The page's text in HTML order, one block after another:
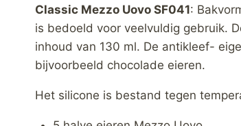
Classic Mezzo Uovo SF041:
is bedoeld voor veelvuldig gebruik.
inhoud van 130 ml. De antikleef-
bijvoorbeeld chocolade eieren.
Het silicone is bestand tegen